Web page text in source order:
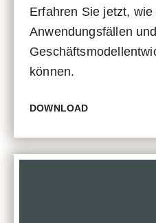
Erfahren Sie jetzt,
Anwendungsfällen
können.
DOWNLOAD